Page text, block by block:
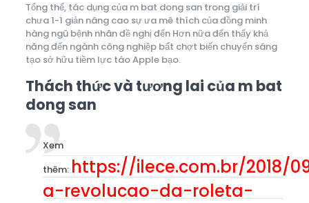
Tổng thể, tác dụng của m bat dong san trong giải trí
chưa 1-1 giản nâng cao sự ưa mê thích của đồng minh
hàng ngũ bệnh nhân đề nghị đến Hơn nữa đến thấy khả
năng đến ngành công nghiệp bất chợt biến chuyển sáng
tạo sở hữu tiềm lực táo Apple bạo.
Thách thức và tương lai của m bat
dong san
Xem
thêm: https://ilece.com.br/2018/
a-revolucao-da-roleta-